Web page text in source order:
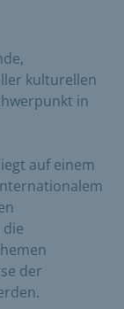
kulturellen
in
auf einem
der